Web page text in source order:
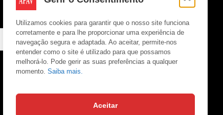
Utilizamos cookies para garantir que o nosso site funciona
corretamente e para lhe proporcionar uma experiência de
navegação segura e adaptada. Ao aceitar, permite-nos
entender como o site é utilizado para que possamos
melhorá-lo. Pode gerir as suas preferências a qualquer
momento. Saiba mais.
Aceitar
Copyright © APAV 2026